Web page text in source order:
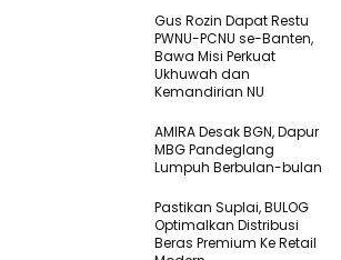
Gus Rozin Dapat Restu
PWNU-PCNU se-Banten,
Bawa Misi Perkuat
Ukhuwah dan
Kemandirian NU
AMIRA Desak BGN, Dapur
MBG Pandeglang
Lumpuh Berbulan-bulan
Pastikan SupIai, BULOG
Optimalkan Distribusi
Beras Premium Ke Retail